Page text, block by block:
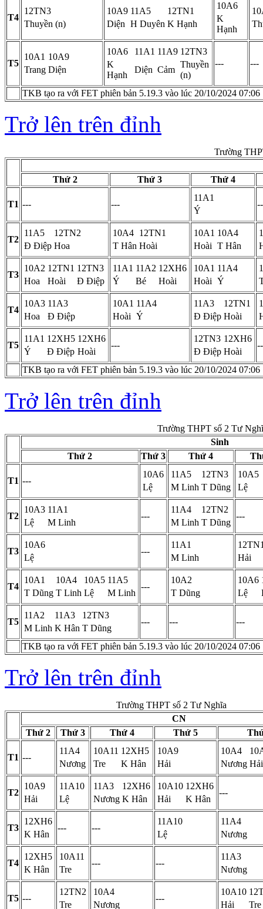
T4
12TN3
Thuyền (n)
10A9 11A5
12TN1
Diện H Duyên K Hạnh
10A6
K
Hạnh
T5
10A1 10A9
Trang Diện
10A6 11A1 11A9 12TN3
K
Hạnh
Diện Cảm
Thuyền
(n)
--- ---
TKB tạo ra với FET phiên bản 5.19.3 vào lúc 20/10/2024 07:06
Trở lên trên đỉnh
Trường
Thứ 2 Thứ 3 Thứ 4
T1 --- ---
11A1
Ý
T2
11A5
12TN2
Đ Điệp Hoa
10A4 12TN1
T Hân Hoài
10A1 10A4
Hoài T Hân
T3
10A2 12TN1 12TN3
Hoa
Hoài Đ Điệp
11A1 11A2 12XH6
Ý
Bé Hoài
10A1 11A4
Hoài Ý
T4
10A3 11A3
Hoa
Đ Điệp
10A1 11A4
Hoài Ý
11A3
12TN1
Đ Điệp Hoài
T5
11A1 12XH5 12XH6
Ý
Đ Điệp Hoài
---
12TN3 12XH6
Đ Điệp Hoài
TKB tạo ra với FET phiên bản 5.19.3 vào lúc 20/10/2024 07:06
Trở lên trên đỉnh
Trường THPT số 2 Tư
Sinh
Thứ 2
Thứ 3 Thứ 4
T1 ---
10A6
Lệ
11A5
12TN3
M Linh T Dũng
10A5
Lệ
T2
10A3 11A1
Lệ
M Linh
---
11A4
12TN2
M Linh T Dũng
---
T3
10A6
Lệ
---
11A1
M Linh
Hải
T4
10A1 10A4 10A5 11A5
T Dũng T Linh Lệ M Linh
---
10A2
T Dũng
10A6
Lệ
T5
11A2 11A3
12TN3
M Linh K Hân T Dũng
--- --- ---
TKB tạo ra với FET phiên bản 5.19.3 vào lúc 20/10/2024 07:06
Trở lên trên đỉnh
Trường THPT số 2 Tư Nghĩa
CN
Thứ 2
Thứ 3 Thứ 4 Thứ 5
T1 ---
11A4
Nương
10A11 12XH5
Tre
K Hân
10A9
Hải
10A4
Nương Hải
T2
10A9
Hải
11A10
Lệ
11A3
12XH6
Nương K Hân
10A10 12XH6
Hải
K Hân
---
T3
12XH6
K Hân
--- ---
11A10
Lệ
11A4
Nương
T4
12XH5
K Hân
10A11
Tre
--- ---
11A3
Nương
T5 ---
12TN2
Tre
10A4
Nương
---
10A10
Hải
Tre